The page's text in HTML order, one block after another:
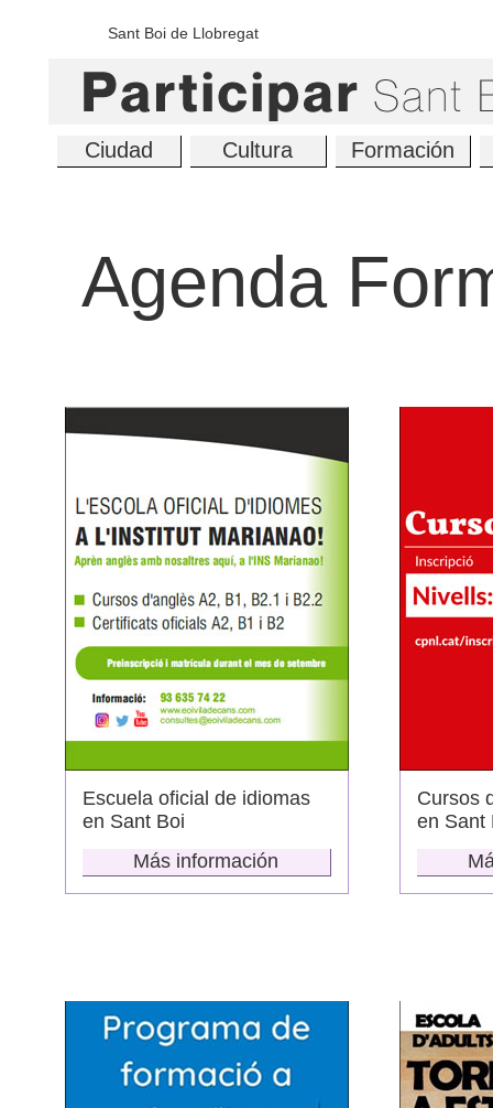
Sant Boi de Llobregat
Ciudad Cultura Formación
Agenda
Escuela oficial de idiomas
en Sant Boi
Más información
Cursos
en Sant